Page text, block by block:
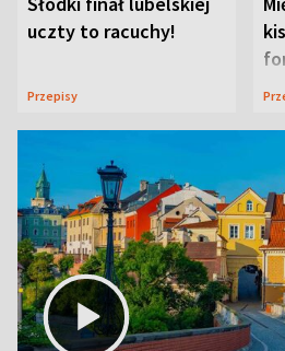
uczty to racuchy!
Przepisy